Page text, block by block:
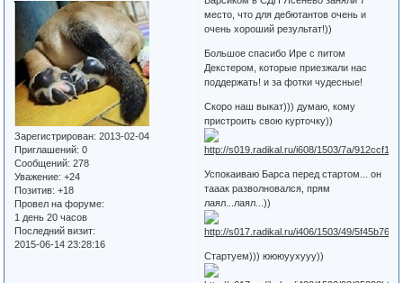
Зарегистрирован: 2013-02-04
Приглашений: 0
Сообщений: 278
Уважение: +24
Позитив: +18
Провел на форуме:
1 день 20 часов
Последний визит:
2015-06-14 23:28:16
место, что для дебютантов очень и
очень хороший результат!))
Большое спасибо Ире с питом
Декстером, которые приезжали нас
поддержать! и за фотки чудесные!
Скоро наш выкат))) думаю, кому
пристроить свою курточку))
Успокаиваю Барса перед стартом... он
тааак разволновался, прям
лаял...лаял...))
Стартуем))) юююуухууу))